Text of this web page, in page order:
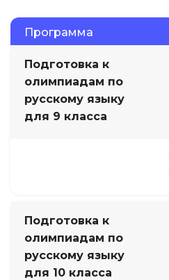
Программа
Подготовка к
олимпиадам по
русскому языку
для 9 класса
Подготовка к
олимпиадам по
русскому языку
для 10 класса